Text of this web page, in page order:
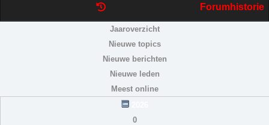
Forumhistorie
Jaaroverzicht
Nieuwe topics
Nieuwe berichten
Nieuwe leden
Meest online
0